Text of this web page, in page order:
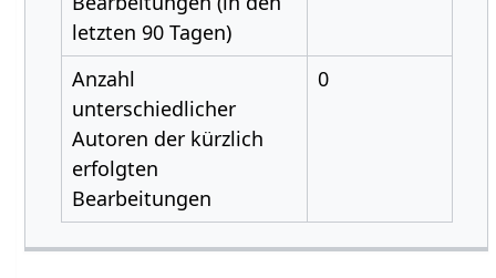
letzten 90 Tagen)
Anzahl
unterschiedlicher
Autoren der kürzlich
erfolgten
Bearbeitungen
0